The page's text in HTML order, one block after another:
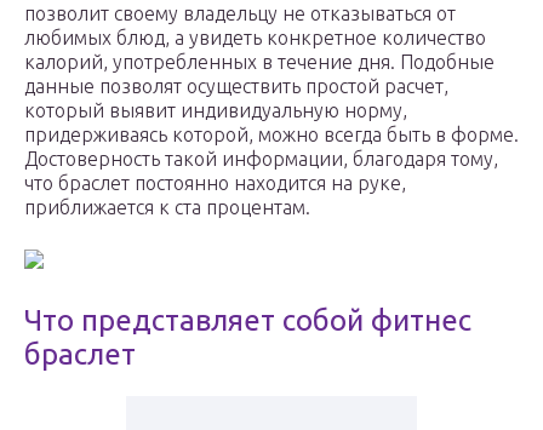
позволит своему владельцу не отказываться от
любимых блюд, а увидеть конкретное количество
калорий, употребленных в течение дня. Подобные
данные позволят осуществить простой расчет,
который выявит индивидуальную норму,
придерживаясь которой, можно всегда быть в форме.
Достоверность такой информации, благодаря тому,
что браслет постоянно находится на руке,
приближается к ста процентам.
Что представляет собой фитнес
браслет